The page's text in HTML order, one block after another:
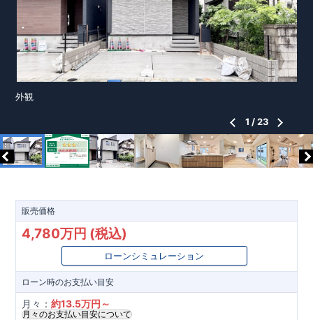
販売価格
4,780万円 (税込)
ローンシミュレーション
ローン時のお支払い目安
月々：約13.5万円～
月々のお支払い目安について
外観
1 /23